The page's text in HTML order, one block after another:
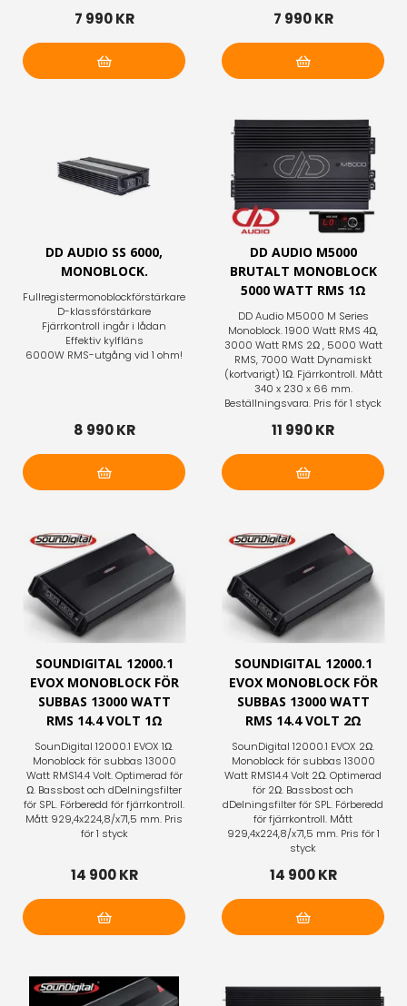
7 990 KR 7 990 KR
DD AUDIO SS 6000,
MONOBLOCK.
Fullregistermonoblockförstärkare
D-klassförstärkare
Fjärrkontroll ingår i lådan
Effektiv kylfläns
6000W RMS-utgång vid 1 ohm!
8 990 KR
DD AUDIO M5000
BRUTALT MONOBLOCK
5000 WATT RMS 1Ω
DD Audio M5000 M Series
Monoblock. 1900 Watt RMS 4Ω,
3000 Watt RMS 2Ω , 5000 Watt
RMS, 7000 Watt Dynamiskt
(kortvarigt) 1Ω. Fjärrkontroll. Mått
340 x 230 x 66 mm.
Beställningsvara. Pris för 1 styck
11 990 KR
SOUNDIGITAL 12000.1
EVOX MONOBLOCK FÖR
SUBBAS 13000 WATT
RMS 14.4 VOLT 1Ω
SounDigital 12000.1 EVOX 1Ω.
Monoblock för subbas 13000
Watt RMS14.4 Volt. Optimerad för
Ω. Bassbost och dDelningsfilter
för SPL. Förberedd för fjärrkontroll.
Mått 929,4x224,8/x71,5 mm. Pris
för 1 styck
14 900 KR
SOUNDIGITAL 12000.1
EVOX MONOBLOCK FÖR
SUBBAS 13000 WATT
RMS 14.4 VOLT 2Ω
SounDigital 12000.1 EVOX 2Ω.
Monoblock för subbas 13000
Watt RMS14.4 Volt 2Ω. Optimerad
för 2Ω. Bassbost och
dDelningsfilter för SPL. Förberedd
för fjärrkontroll. Mått
929,4x224,8/x71,5 mm. Pris för 1
styck
14 900 KR